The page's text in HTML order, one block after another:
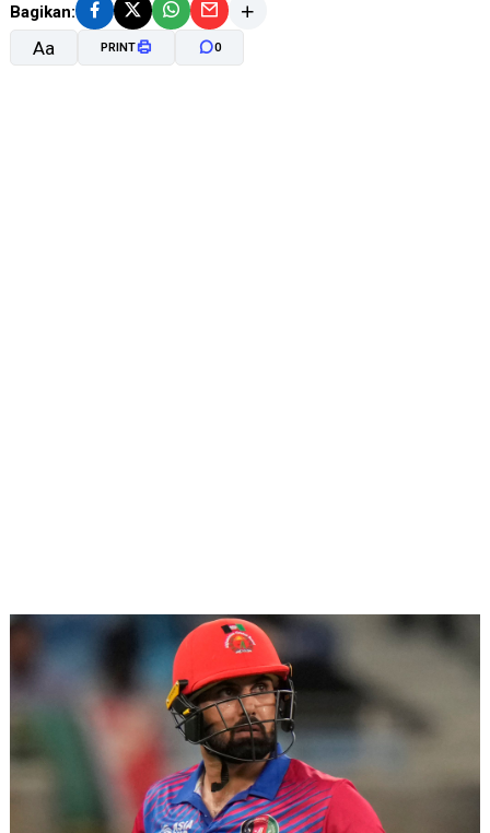
Bagikan:
Aa PRINT 0